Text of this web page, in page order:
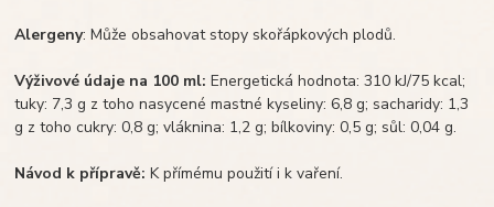
Alergeny: Může obsahovat stopy skořápkových plodů.
Výživové údaje na 100 ml: Energetická hodnota: 310 kJ/75 kcal;
tuky: 7,3 g z toho nasycené mastné kyseliny: 6,8 g; sacharidy: 1,3
g z toho cukry: 0,8 g; vláknina: 1,2 g; bílkoviny: 0,5 g; sůl: 0,04 g.
Návod k přípravě: K přímému použití i k vaření.